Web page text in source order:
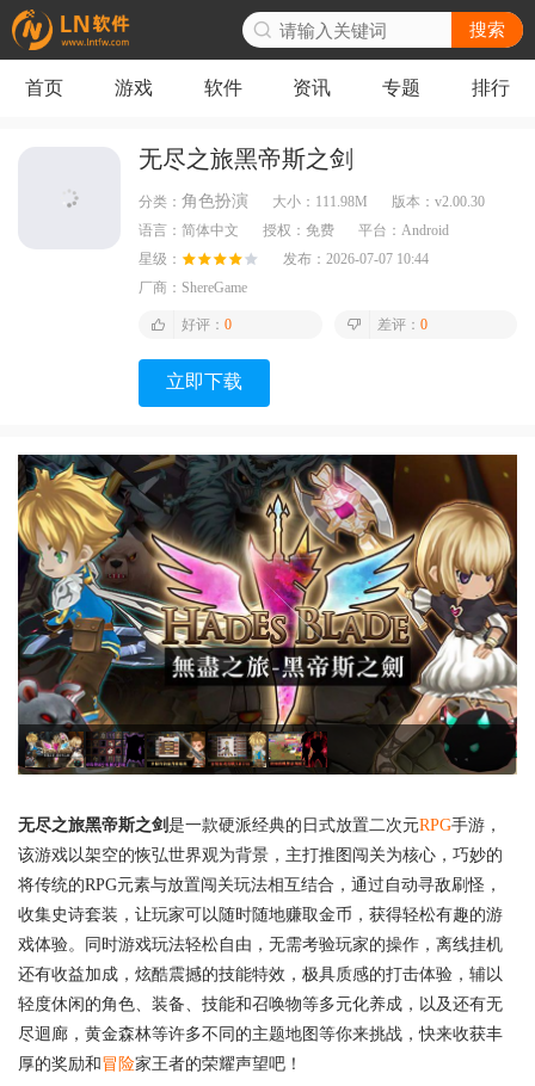
搜索
首页 游戏 软件 资讯 专题 排行
无尽之旅黑帝斯之剑
分类： 角色扮演 大小： 111.98M 版本： v2.00.30
语言： 简体中文 授权： 免费 平台： Android
星级：
发布： 2026-07-07 10:44
厂商： ShereGame
好评： 0 差评： 0
立即下载
无尽之旅黑帝斯之剑是一款硬派经典的日式放置二次元RPG手游，
该游戏以架空的恢弘世界观为背景，主打推图闯关为核心，巧妙的
将传统的RPG元素与放置闯关玩法相互结合，通过自动寻敌刷怪，
收集史诗套装，让玩家可以随时随地赚取金币，获得轻松有趣的游
戏体验。同时游戏玩法轻松自由，无需考验玩家的操作，离线挂机
还有收益加成，炫酷震撼的技能特效，极具质感的打击体验，辅以
轻度休闲的角色、装备、技能和召唤物等多元化养成，以及还有无
尽迴廊，黄金森林等许多不同的主题地图等你来挑战，快来收获丰
厚的奖励和冒险家王者的荣耀声望吧！